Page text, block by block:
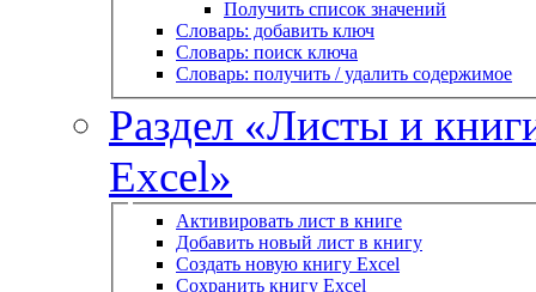
Получить список значений
Словарь: добавить ключ
Словарь: поиск ключа
Словарь: получить / удалить содержимое
Раздел «Листы и
Excel»
Активировать лист в книге
Добавить новый лист в книгу
Создать новую книгу Excel
Сохранить книгу Excel